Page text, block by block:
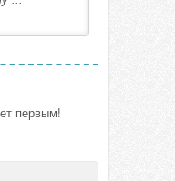
первым!